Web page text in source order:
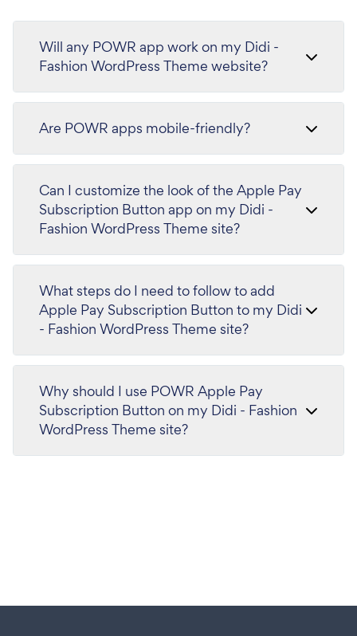
Will any POWR app work on my Didi -
Fashion WordPress Theme website?
Are POWR apps mobile-friendly?
Can I customize the look of the Apple Pay
Subscription Button app on my Didi -
Fashion WordPress Theme site?
What steps do I need to follow to add
Apple Pay Subscription Button to my Didi
- Fashion WordPress Theme site?
Why should I use POWR Apple Pay
Subscription Button on my Didi - Fashion
WordPress Theme site?